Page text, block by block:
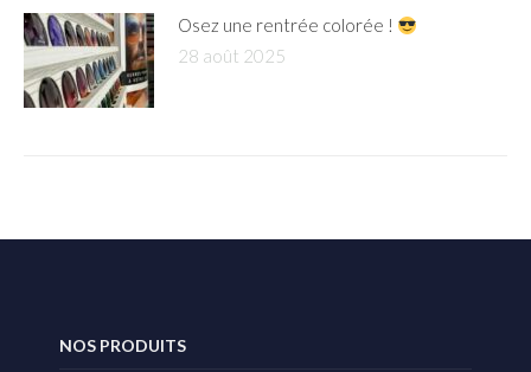
Osez une rentrée colorée !
28 août 2025
NOS PRODUITS